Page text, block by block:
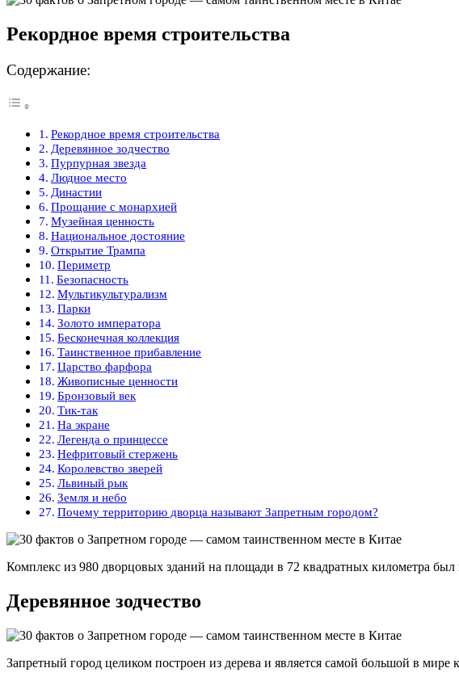
Рекордное время строительства
Содержание:
Рекордное время строительства
Деревянное зодчество
Пурпурная звезда
Людное место
Династии
Прощание с монархией
Музейная ценность
Национальное достояние
Открытие Трампа
Периметр
Безопасность
Мультикультурализм
Парки
Золото императора
Бесконечная коллекция
Таинственное прибавление
Царство фарфора
Живописные ценности
Бронзовый век
Тик-так
На экране
Легенда о принцессе
Нефритовый стержень
Королевство зверей
Львиный рык
Земля и небо
Почему территорию дворца называют Запретным городом?
Комплекс из 980 дворцовых зданий на площади в 72 квадратных километра был
Деревянное зодчество
Запретный город целиком построен из дерева и является самой большой в